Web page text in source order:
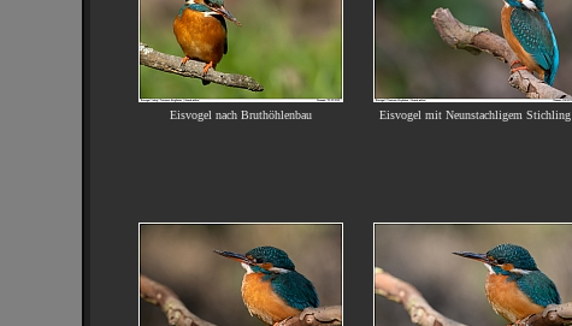
Eisvogel nach Bruthöhlenbau Eisvogel mit Neunstachligem Stichling